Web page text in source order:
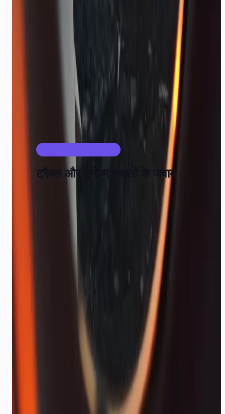
अनुशंसित CallMissed प्रोडक्ट
WhatsApp API AI एजेंट्स
ट्रैवल और टूरिज़्म सवालों के जवाब
क्या आप WhatsApp पर PDF टिकट भेज सकते हैं?
क्या आप अंतरराष्ट्रीय यात्रियों को सपोर्ट करते हैं?